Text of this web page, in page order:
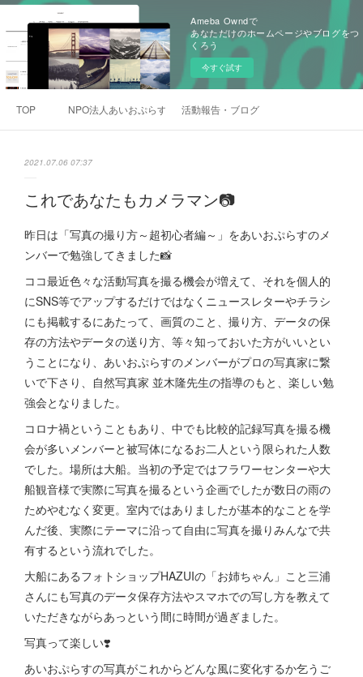
Ameba Owndで
あなただけのホームページやブログをつ
くろう
今すぐ試す
TOP NPO法人あいおぷらす理事長挨拶活動報告・ブログ
2021.07.06 07:37
これであなたもカメラマン📷
昨日は「写真の撮り方～超初心者編～」をあいおぷらすのメ
ンバーで勉強してきました📸
ココ最近色々な活動写真を撮る機会が増えて、それを個人的
にSNS等でアップするだけではなくニュースレターやチラシ
にも掲載するにあたって、画質のこと、撮り方、データの保
存の方法やデータの送り方、等々知っておいた方がいいとい
うことになり、あいおぷらすのメンバーがプロの写真家に繋
いで下さり、自然写真家 並木隆先生の指導のもと、楽しい勉
強会となりました。
コロナ禍ということもあり、中でも比較的記録写真を撮る機
会が多いメンバーと被写体になるお二人という限られた人数
でした。場所は大船。当初の予定ではフラワーセンターや大
船観音様で実際に写真を撮るという企画でしたが数日の雨の
ためやむなく変更。室内ではありましたが基本的なことを学
んだ後、実際にテーマに沿って自由に写真を撮りみんなで共
有するという流れでした。
大船にあるフォトショップHAZUIの「お姉ちゃん」こと三浦
さんにも写真のデータ保存方法やスマホでの写し方を教えて
いただきながらあっという間に時間が過ぎました。
写真って楽しい❣️
あいおぷらすの写真がこれからどんな風に変化するか乞うご